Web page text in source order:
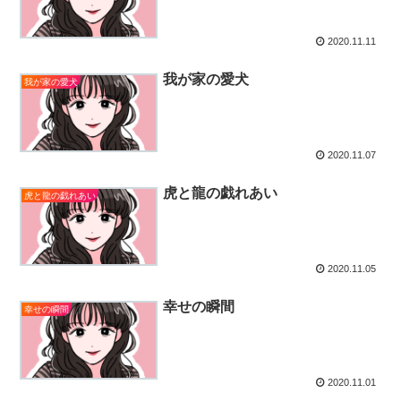
2020.11.11
我が家の愛犬 我が家の愛犬
2020.11.07
虎と龍の戯れあい 虎と龍の戯れあい
2020.11.05
幸せの瞬間 幸せの瞬間
2020.11.01